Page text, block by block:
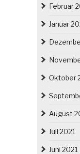
Februar
Januar
Oktober
August
Juli 2021
Juni 2021